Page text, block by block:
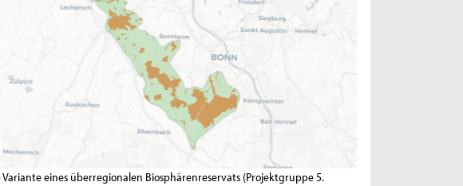
eines überregionalen Biosphärenreservats (Projektgruppe 5.